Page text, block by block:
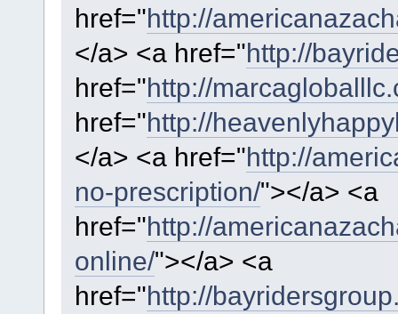
href="http://
</a> <a href="http://
href="http://
href="http://
</a> <a href="http://
no-prescription/"></a> <a
href="http://
online/"></a> <a
href="http://